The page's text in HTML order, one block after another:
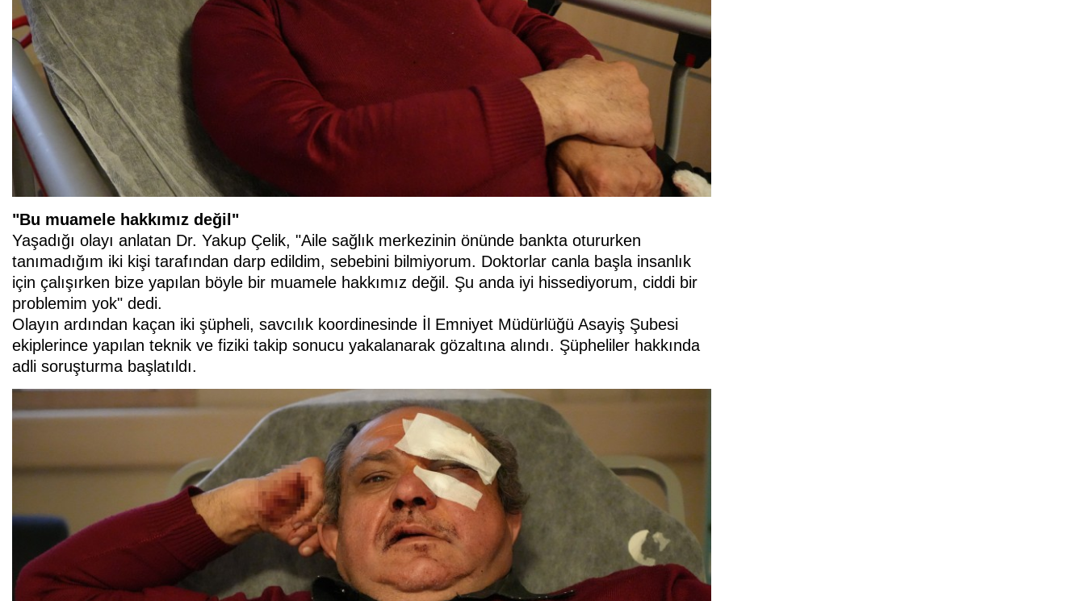
"Bu muamele hakkımız değil"
Yaşadığı olayı anlatan Dr. Yakup Çelik, "Aile sağlık merkezinin önünde bankta otururken
tanımadığım iki kişi tarafından darp edildim, sebebini bilmiyorum. Doktorlar canla başla insanlık
için çalışırken bize yapılan böyle bir muamele hakkımız değil. Şu anda iyi hissediyorum, ciddi bir
problemim yok" dedi.
Olayın ardından kaçan iki şüpheli, savcılık koordinesinde İl Emniyet Müdürlüğü Asayiş Şubesi
ekiplerince yapılan teknik ve fiziki takip sonucu yakalanarak gözaltına alındı. Şüpheliler hakkında
adli soruşturma başlatıldı.